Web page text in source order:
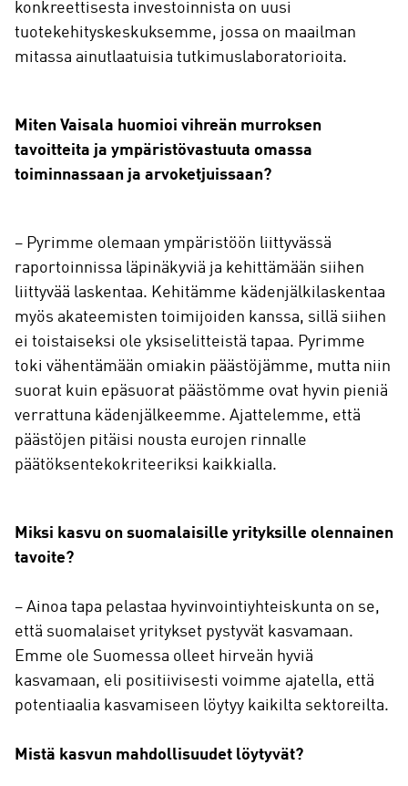
konkreettisesta investoinnista on uusi
tuotekehityskeskuksemme, jossa on maailman
mitassa ainutlaatuisia tutkimuslaboratorioita.
Miten Vaisala huomioi vihreän murroksen
tavoitteita ja ympäristövastuuta omassa
toiminnassaan ja arvoketjuissaan?
– Pyrimme olemaan ympäristöön liittyvässä
raportoinnissa läpinäkyviä ja kehittämään siihen
liittyvää laskentaa. Kehitämme kädenjälkilaskentaa
myös akateemisten toimijoiden kanssa, sillä siihen
ei toistaiseksi ole yksiselitteistä tapaa. Pyrimme
toki vähentämään omiakin päästöjämme, mutta niin
suorat kuin epäsuorat päästömme ovat hyvin pieniä
verrattuna kädenjälkeemme. Ajattelemme, että
päästöjen pitäisi nousta eurojen rinnalle
päätöksentekokriteeriksi kaikkialla.
Miksi kasvu on suomalaisille yrityksille olennainen
tavoite?
– Ainoa tapa pelastaa hyvinvointiyhteiskunta on se,
että suomalaiset yritykset pystyvät kasvamaan.
Emme ole Suomessa olleet hirveän hyviä
kasvamaan, eli positiivisesti voimme ajatella, että
potentiaalia kasvamiseen löytyy kaikilta sektoreilta.
Mistä kasvun mahdollisuudet löytyvät?